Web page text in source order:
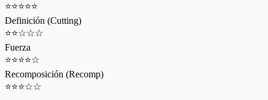
⭐⭐⭐⭐⭐
Definición (Cutting)
⭐⭐☆☆☆
Fuerza
⭐⭐⭐⭐☆
Recomposición (Recomp)
⭐⭐⭐☆☆